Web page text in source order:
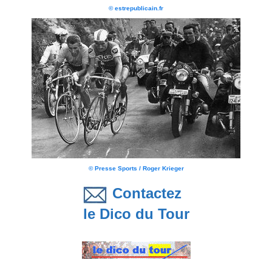
© estrepublicain.fr
© Presse Sports / Roger Krieger
Contactez
le Dico du Tour